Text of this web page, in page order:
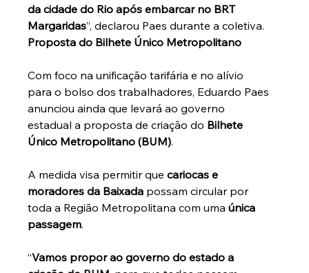
da cidade do Rio após embarcar no BRT
Margaridas”, declarou Paes durante a coletiva.
Proposta do Bilhete Único Metropolitano
Com foco na unificação tarifária e no alívio
para o bolso dos trabalhadores, Eduardo Paes
anunciou ainda que levará ao governo
estadual a proposta de criação do Bilhete
Único Metropolitano (BUM).
A medida visa permitir que cariocas e
moradores da Baixada possam circular por
toda a Região Metropolitana com uma única
passagem.
“Vamos propor ao governo do estado a